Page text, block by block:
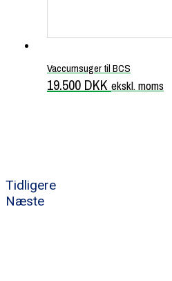
Vaccumsuger til BCS
19.500 DKK ekskl. moms
Tidligere
Næste